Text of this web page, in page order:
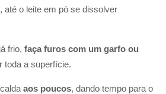
até o leite em pó se dissolver
frio, faça furos com um garfo ou
toda a superfície.
aos poucos, dando tempo para o